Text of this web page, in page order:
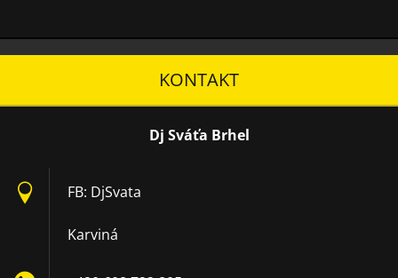
KONTAKT
Dj Sváťa Brhel
FB: DjSvata
Karviná